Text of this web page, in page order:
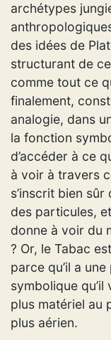
archétypes
des idées de
structurant de
comme tout ce
finalement,
analogie, dans
la fonction
d’accéder à ce
à voir à travers
s’inscrit bien
des particules,
donne à voir du
? Or, le Tabac
parce qu’il a
symbolique qu’il
plus matériel au
plus aérien.